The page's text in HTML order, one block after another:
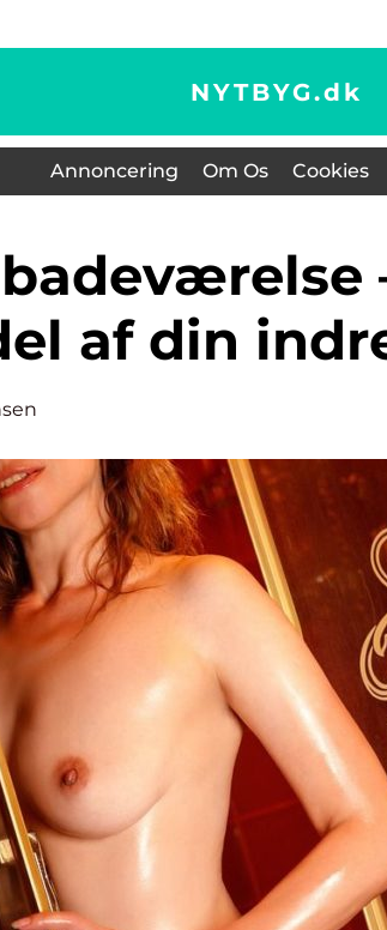
NYTBYG.dk
Annoncering Om Os Cookies
af din